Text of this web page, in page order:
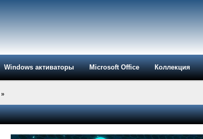
Windows активаторы Microsoft Office Коллекция
»